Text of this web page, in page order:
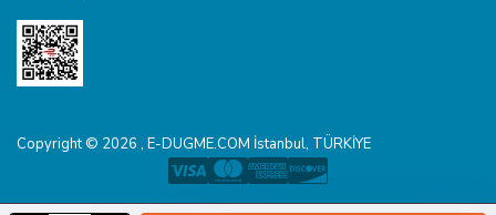
Copyright © 2026 , E-DUGME.COM İstanbul, TÜRKİYE